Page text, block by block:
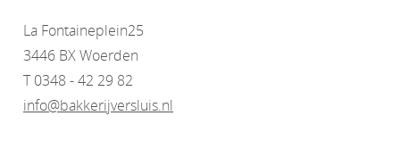
La Fontaineplein25
3446 BX Woerden
T 0348 - 42 29 82
info@bakkerijversluis.nl